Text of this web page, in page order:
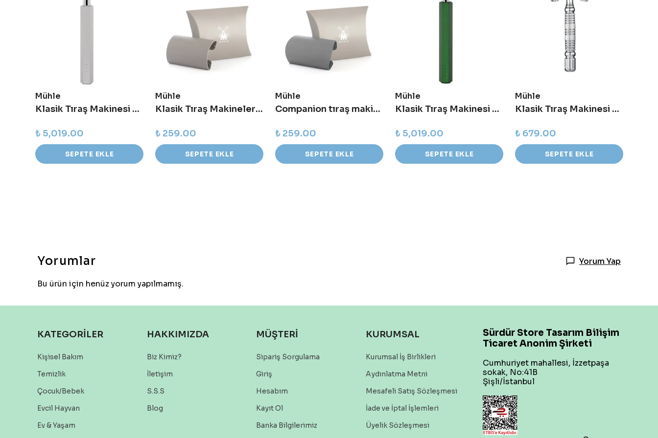
Mühle
Klasik Tıraş Makinesi - R HXG - Gri
₺ 5,019.00
SEPETE EKLE
Mühle
Klasik Tıraş Makineleri İçin Başlık Koruyucu - KSR
₺ 259.00
SEPETE EKLE
Mühle
Companion tıraş makineleri için bıçak koruyucu - KSC
₺ 259.00
SEPETE EKLE
Mühle
Klasik Tıraş Makinesi - R HXG - Yeşil
₺ 5,019.00
SEPETE EKLE
Mühle
Klasik Tıraş Makinesi Kelebek Model BR179
₺ 679.00
SEPETE EKLE
Yorumlar Yorum Yap
Bu ürün için henüz yorum yapılmamış.
KATEGORİLER
Kişisel Bakım
Temizlik
Çocuk/Bebek
Evcil Hayvan
Ev & Yaşam
HAKKIMIZDA
Biz Kimiz?
İletişim
S.S.S
Blog
MÜŞTERİ
Sipariş Sorgulama
Giriş
Hesabım
Kayıt Ol
Banka Bilgilerimiz
KURUMSAL
Kurumsal İş Birlikleri
Aydınlatma Metni
Mesafeli Satış Sözleşmesi
İade ve İptal İşlemleri
Üyelik Sözleşmesi
Sürdür Store Tasarım Bilişim
Ticaret Anonim Şirketi
Cumhuriyet mahallesi, İzzetpaşa
sokak, No:41B
Şişli/İstanbul